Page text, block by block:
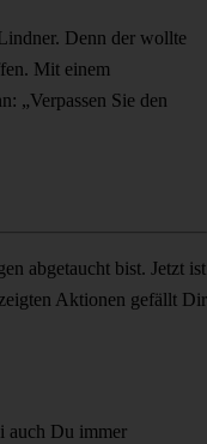
Denn der wollte
Mit einem
„Verpassen Sie den
abgetaucht bist. Jetzt ist
Aktionen gefällt Dir
auch Du immer